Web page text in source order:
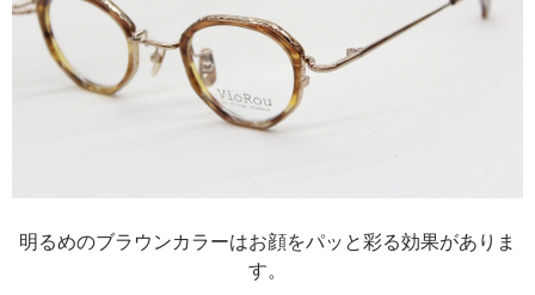
明るめのブラウンカラーはお顔をパッと彩る効果がありま
す。